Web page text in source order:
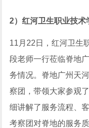
2）红河卫生职业技术
11月22日，红河卫生
段老师一行莅临脊地
务情况。脊地广州天
察团，带领大家参观
细讲解了服务流程、
考察团对脊地的服务